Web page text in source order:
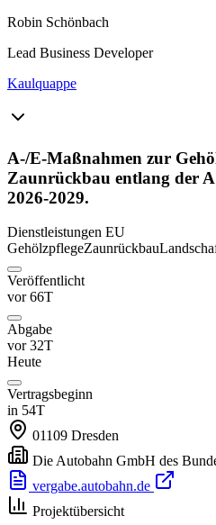
Robin Schönbach
Lead Business Developer
Kaulquappe
A-/E-Maßnahmen zur
Zaunrückbau entlang der
2026-2029.
Dienstleistungen EU
GehölzpflegeZaunrückbau
Veröffentlicht
vor 66T
Abgabe
vor 32T
Heute
Vertragsbeginn
in 54T
01109 Dresden
Die Autobahn GmbH des
vergabe.autobahn.de
Projektübersicht